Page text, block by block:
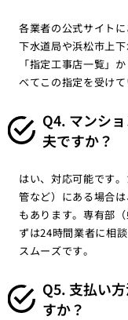
各業者の公式サイト
下水道局や浜松市上
「指定工事店一覧」
べてこの指定を受けて
Q4. マンシ
夫ですか？
はい、対応可能です
管など）にある場合
もあります。専有部
ずは24時間業者に相
スムーズです。
Q5. 支払い
すか？